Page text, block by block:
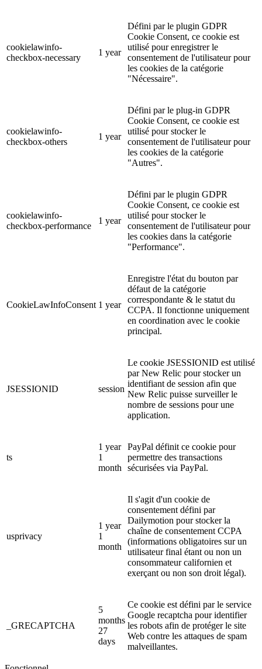
cookielawinfo-
checkbox-necessary
1 year
Défini par le plugin GDPR
Cookie Consent, ce cookie est
utilisé pour enregistrer le
consentement de l'utilisateur pour
les cookies de la catégorie
"Nécessaire".
cookielawinfo-
checkbox-others
1 year
Défini par le plug-in GDPR
Cookie Consent, ce cookie est
utilisé pour stocker le
consentement de l'utilisateur pour
les cookies de la catégorie
"Autres".
cookielawinfo-
checkbox-performance
1 year
Défini par le plugin GDPR
Cookie Consent, ce cookie est
utilisé pour stocker le
consentement de l'utilisateur pour
les cookies dans la catégorie
"Performance".
CookieLawInfoConsent 1 year
Enregistre l'état du bouton par
défaut de la catégorie
correspondante & le statut du
CCPA. Il fonctionne uniquement
en coordination avec le cookie
principal.
JSESSIONID session
Le cookie JSESSIONID est utilisé
par New Relic pour stocker un
identifiant de session afin que
New Relic puisse surveiller le
nombre de sessions pour une
application.
ts
1 year
1
month
PayPal définit ce cookie pour
permettre des transactions
sécurisées via PayPal.
usprivacy
1 year
1
month
Il s'agit d'un cookie de
consentement défini par
Dailymotion pour stocker la
chaîne de consentement CCPA
(informations obligatoires sur un
utilisateur final étant ou non un
consommateur californien et
exerçant ou non son droit légal).
_GRECAPTCHA
5
months
27
days
Ce cookie est défini par le service
Google recaptcha pour identifier
les robots afin de protéger le site
Web contre les attaques de spam
malveillantes.